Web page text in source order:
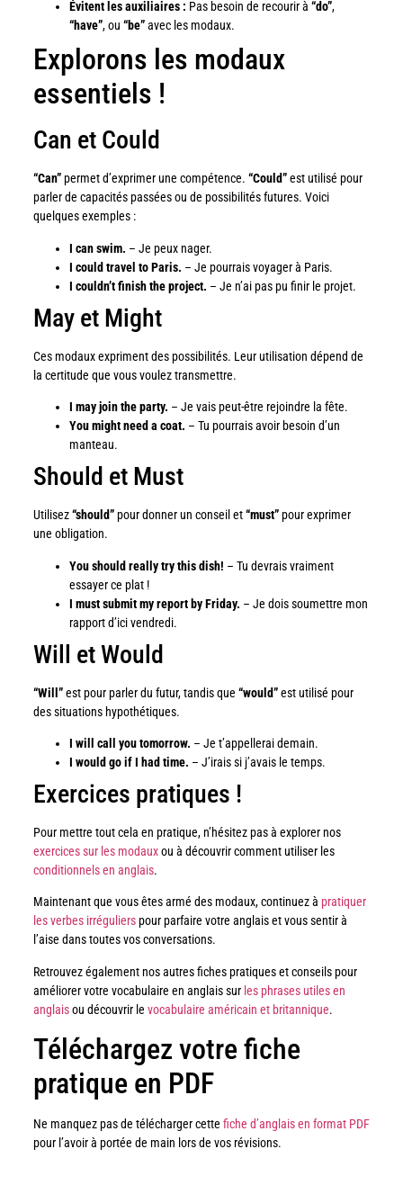
Évitent les auxiliaires : Pas besoin de recourir à “do”,
“have”, ou “be”avec les modaux.
Explorons les modaux
essentiels !
Can et Could
“Can”permet d’exprimer une compétence. “Could”est utilisé pour
parler de capacités passées ou de possibilités futures. Voici
quelques exemples :
I can swim. – Je peux nager.
I could travel to Paris. – Je pourrais voyager à Paris.
I couldn’t finish the project. – Je n’ai pas pu finir le projet.
May et Might
Ces modaux expriment des possibilités. Leur utilisation dépend de
la certitude que vous voulez transmettre.
I may join the party. – Je vais peut-être rejoindre la fête.
You might need a coat. – Tu pourrais avoir besoin d’un
manteau.
Should et Must
Utilisez“should”pour donner un conseil et“must”pour exprimer
une obligation.
You should really try this dish! – Tu devrais vraiment
essayer ce plat !
I must submit my report by Friday. – Je dois soumettre mon
rapport d’ici vendredi.
Will et Would
“Will”est pour parler du futur, tandis que “would”est utilisé pour
des situations hypothétiques.
I will call you tomorrow. – Je t’appellerai demain.
I would go if I had time. – J’irais si j’avais le temps.
Exercices pratiques !
Pour mettre tout cela en pratique, n’hésitez pas à explorer nos
exercices sur les modauxou à découvrir comment utiliser les
conditionnels en anglais.
Maintenant que vous êtes armé des modaux, continuez à pratiquer
les verbes irrégulierspour parfaire votre anglais et vous sentir à
l’aise dans toutes vos conversations.
Retrouvez également nos autres fiches pratiques et conseils pour
améliorer votre vocabulaire en anglais sur les phrases utiles en
anglaisou découvrir le vocabulaire américain et britannique.
Téléchargez votre fiche
pratique en PDF
Ne manquez pas de télécharger cette fiche d’anglais en format PDF
pour l’avoir à portée de main lors de vos révisions.